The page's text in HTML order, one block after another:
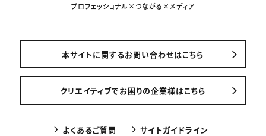
プロフェッショナル×つながる×メディア
本サイトに関するお問い合わせはこちら
クリエイティブでお困りの企業様はこちら
よくあるご質問 サイトガイドライン